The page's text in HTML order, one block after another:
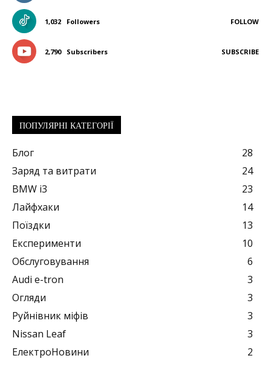
1,032 Followers FOLLOW
2,790 Subscribers SUBSCRIBE
ПОПУЛЯРНІ КАТЕГОРІЇ
Блог
28
Заряд та витрати
24
BMW i3
23
Лайфхаки
14
Поїздки
13
Експерименти
10
Обслуговування
6
Audi e-tron
3
Огляди
3
Руйнівник міфів
3
Nissan Leaf
3
ЕлектроНовини
2